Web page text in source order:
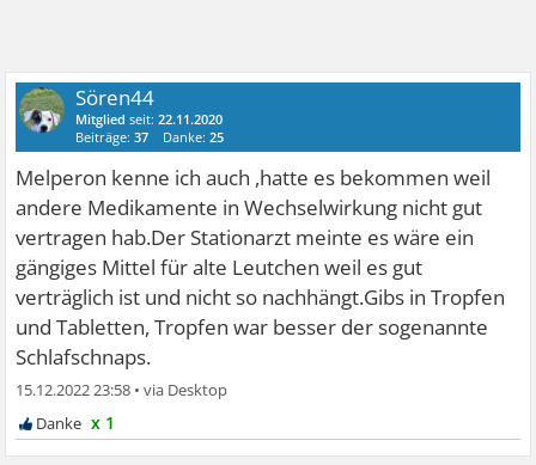
Sören44
Mitglied seit:22.11.2020
Beiträge:37 Danke:25
Melperon kenne ich auch ,hatte es bekommen weil
andere Medikamente in Wechselwirkung nicht gut
vertragen hab.Der Stationarzt meinte es wäre ein
gängiges Mittel für alte Leutchen weil es gut
verträglich ist und nicht so nachhängt.Gibs in Tropfen
und Tabletten, Tropfen war besser der sogenannte
Schlafschnaps.
15.12.2022 23:58 •
x 1